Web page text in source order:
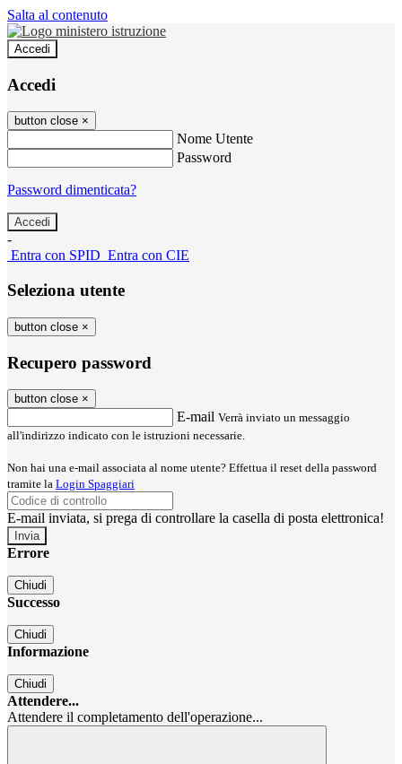
Salta al contenuto
Accedi
Accedi
button close ×
Nome Utente
Password
Password dimenticata?
-
Entra con SPID Entra con CIE
Seleziona utente
button close ×
Recupero password
button close ×
E-mail Verrà inviato un messaggio
all'indirizzo indicato con le istruzioni necessarie.
Non hai una e-mail associata al nome utente? Effettua il reset della password
tramite la Login Spaggiari
E-mail inviata, si prega di controllare la casella di posta elettronica!
Errore
Chiudi
Successo
Chiudi
Informazione
Chiudi
Attendere...
Attendere il completamento dell'operazione...